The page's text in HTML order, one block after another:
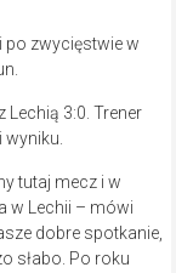
po zwycięstwie w
Lechią 3:0. Trener
tutaj mecz i w
w Lechii – mówi
dobre spotkanie,
słabo. Po roku